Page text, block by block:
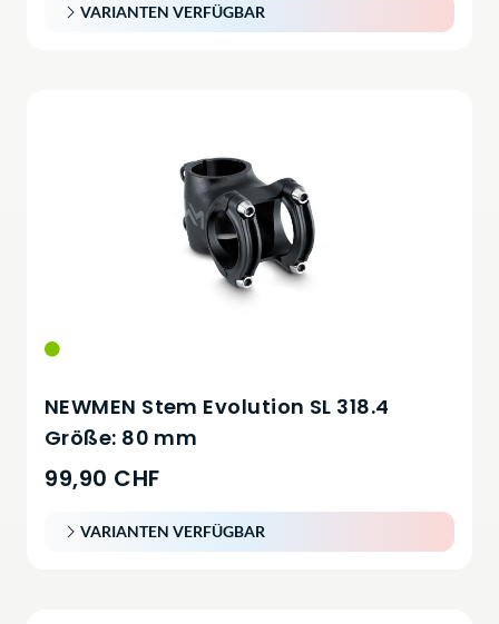
VARIANTEN VERFÜGBAR
NEWMEN Stem Evolution SL 318.4
Größe: 80 mm
99,90 CHF
VARIANTEN VERFÜGBAR